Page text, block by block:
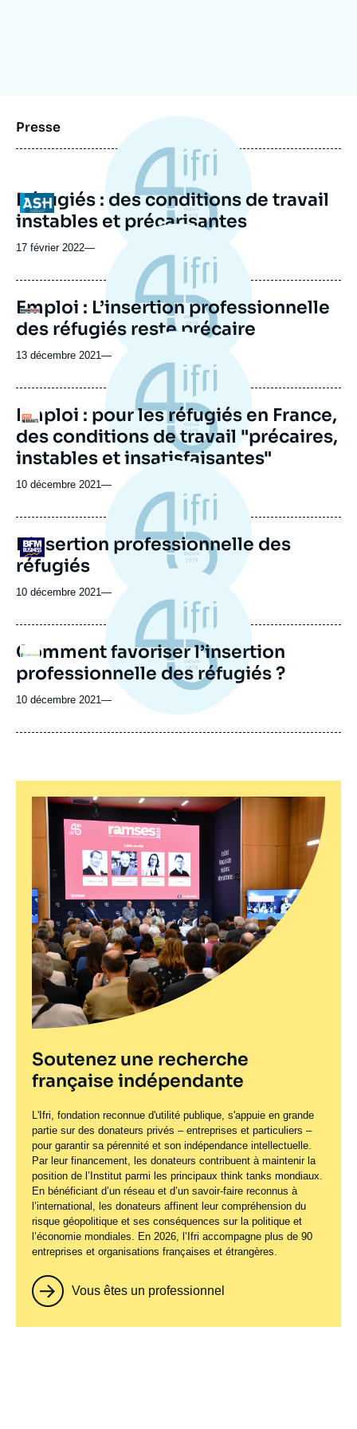
Presse
Logo
Réfugiés : des conditions de travail
instables et précarisantes
17 février 2022—
Logo
Emploi : L’insertion professionnelle
des réfugiés reste précaire
13 décembre 2021—
Logo
Emploi : pour les réfugiés en France,
des conditions de travail "précaires,
instables et insatisfaisantes"
10 décembre 2021—
Logo
L'insertion professionnelle des
réfugiés
10 décembre 2021—
Logo
Comment favoriser l’insertion
professionnelle des réfugiés ?
10 décembre 2021—
Soutenez une recherche
française indépendante
L'Ifri, fondation reconnue d'utilité publique, s'appuie en grande
partie sur des donateurs privés – entreprises et particuliers –
pour garantir sa pérennité et son indépendance intellectuelle.
Par leur financement, les donateurs contribuent à maintenir la
position de l’Institut parmi les principaux think tanks mondiaux.
En bénéficiant d’un réseau et d’un savoir-faire reconnus à
l’international, les donateurs affinent leur compréhension du
risque géopolitique et ses conséquences sur la politique et
l’économie mondiales. En 2026, l’Ifri accompagne plus de 90
entreprises et organisations françaises et étrangères.
Vous êtes un professionnel